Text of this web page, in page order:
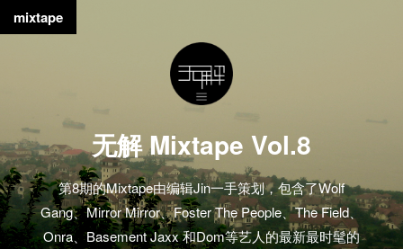
无解 Mixtape Vol.8
第8期的Mixtape由编辑Jin一手策划，包含了Wolf
Gang、Mirror Mirror、Foster The People、The Field、
Onra、Basement Jaxx 和Dom等艺人的最新最时髦的
mixtape